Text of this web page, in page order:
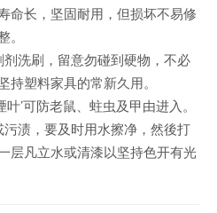
命长，坚固耐用，但损坏不易修
洗刷，留意勿碰到硬物，不必
塑料家具的常新久用。
’可防老鼠、蛀虫及甲由进入。
渍，要及时用水擦净，然後打
层凡立水或清漆以坚持色开有光